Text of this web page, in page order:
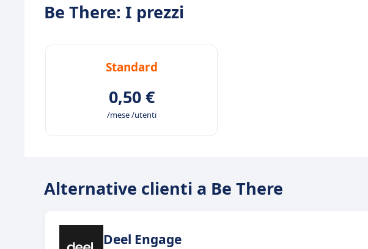
Be There: I prezzi
Standard
0,50 €
/mese /utenti
Alternative clienti a Be There
Deel Engage